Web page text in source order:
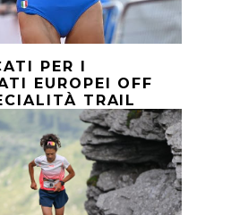
PER I
EUROPEI OFF
TRAIL